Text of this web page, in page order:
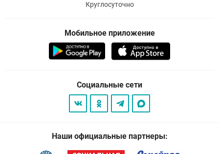
Круглосуточно
Мобильное приложение
Социальные сети
Наши официальные партнеры: